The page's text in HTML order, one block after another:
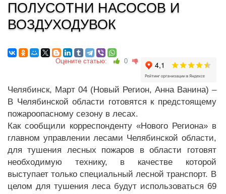
ПОЛУСОТНИ НАСОСОВ И
ВОЗДУХОДУВОК
Оцените статью: 0
Челябинск, Март 04 (Новый Регион, Анна Ванина) –
В Челябинской области готовятся к предстоящему
пожароопасному сезону в лесах.
Как сообщили корреспонденту «Нового Региона» в
главном управлении лесами Челябинской области,
для тушения лесных пожаров в области готовят
необходимую технику, в качестве которой
выступает только специальный лесной транспорт. В
целом для тушения леса будут использоваться 69